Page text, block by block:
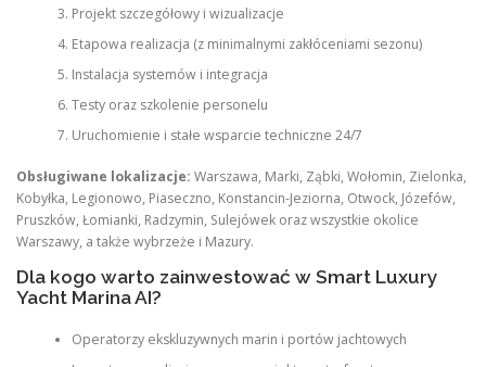
Projekt szczegółowy i wizualizacje
Etapowa realizacja (z minimalnymi zakłóceniami sezonu)
Instalacja systemów i integracja
Testy oraz szkolenie personelu
Uruchomienie i stałe wsparcie techniczne 24/7
Obsługiwane lokalizacje: Warszawa, Marki, Ząbki, Wołomin, Zielonka,
Kobyłka, Legionowo, Piaseczno, Konstancin-Jeziorna, Otwock, Józefów,
Pruszków, Łomianki, Radzymin, Sulejówek oraz wszystkie okolice
Warszawy, a także wybrzeże i Mazury.
Dla kogo warto zainwestować w Smart Luxury
Yacht Marina AI?
Operatorzy ekskluzywnych marin i portów jachtowych